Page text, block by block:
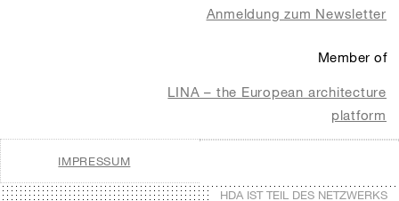
Anmeldung zum Newsletter
Member of
LINA – the European architecture
platform
IMPRESSUM
HDA IST TEIL DES NETZWERKS